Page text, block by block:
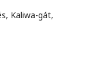
Kaliwa-gát,